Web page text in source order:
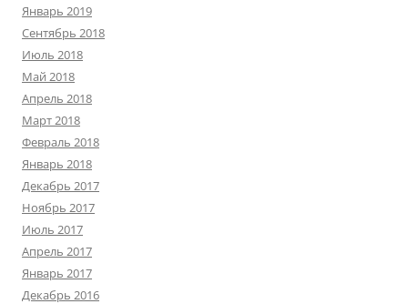
Январь 2019
Сентябрь 2018
Июль 2018
Май 2018
Апрель 2018
Март 2018
Февраль 2018
Январь 2018
Декабрь 2017
Ноябрь 2017
Июль 2017
Апрель 2017
Январь 2017
Декабрь 2016